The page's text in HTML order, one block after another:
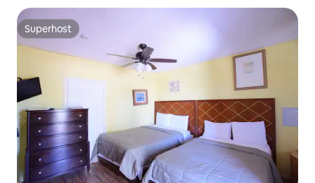
Superhost
Superhost